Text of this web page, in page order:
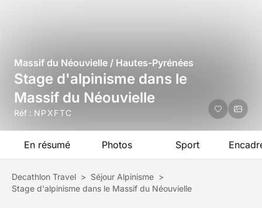
Massif du Néouvielle / Hautes-Pyrénées
Stage d'alpinisme dans le
Massif du Néouvielle
Réf : NPXFTC
En résumé Photos Sport
Decathlon Travel > Séjour Alpinisme >
Stage d'alpinisme dans le Massif du Néouvielle